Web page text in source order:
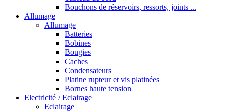
Bouchons de réservoirs, ressorts, joints ...
Allumage
Allumage
Batteries
Bobines
Bougies
Caches
Condensateurs
Platine rupteur et vis platinées
Bornes haute tension
Electricité / Eclairage
Eclairage